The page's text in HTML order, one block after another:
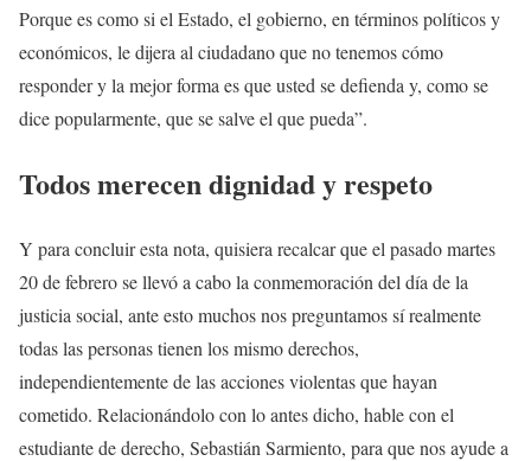
Porque es como si el Estado, el gobierno, en términos políticos y
económicos, le dijera al ciudadano que no tenemos cómo
responder y la mejor forma es que usted se defienda y, como se
dice popularmente, que se salve el que pueda”.
Todos merecen dignidad y respeto
Y para concluir esta nota, quisiera recalcar que el pasado martes
20 de febrero se llevó a cabo la conmemoración del día de la
justicia social, ante esto muchos nos preguntamos sí realmente
todas las personas tienen los mismo derechos,
independientemente de las acciones violentas que hayan
cometido. Relacionándolo con lo antes dicho, hable con el
estudiante de derecho, Sebastián Sarmiento, para que nos ayude a